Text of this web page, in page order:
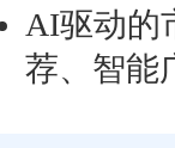
AI驱动的
荐、智能